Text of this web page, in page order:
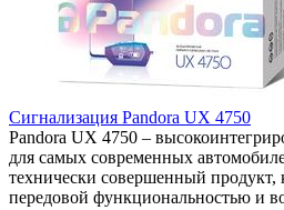
Сигнализация Pandora UX 4750
Pandora UX 4750 –
для самых современных
технически совершенный продукт,
передовой функциональностью и